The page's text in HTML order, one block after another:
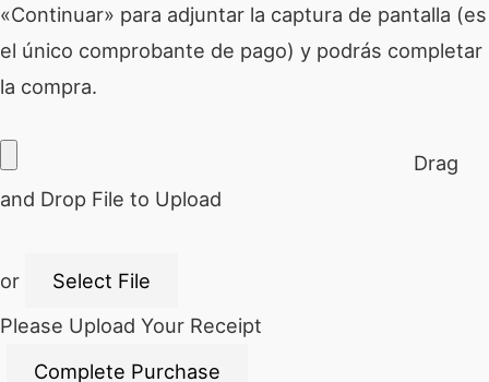
«Continuar» para adjuntar la captura de pantalla (es
el único comprobante de pago) y podrás completar
la compra.
Drag
and Drop File to Upload
or
Select File
Please Upload Your Receipt